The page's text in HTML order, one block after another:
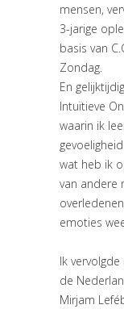
mensen,
3-jarige
basis van
Zondag.
En
Intuïtieve
waarin ik
wat heb ik
van andere
emoties
Ik
de
Mirjam